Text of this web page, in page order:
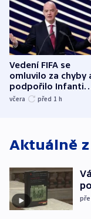
Vedení FIFA se
omluvilo za chyby
podpořilo
UEFA trvá na
včera před 1 h
Aktuálně